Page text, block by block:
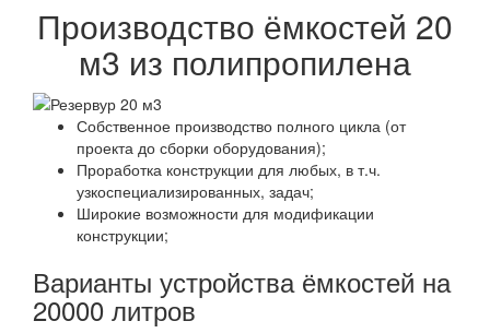
Производство ёмкостей 20
м3 из полипропилена
Собственное производство полного цикла (от
проекта до сборки оборудования);
Проработка конструкции для любых, в т.ч.
узкоспециализированных, задач;
Широкие возможности для модификации
конструкции;
Варианты устройства ёмкостей на
20000 литров